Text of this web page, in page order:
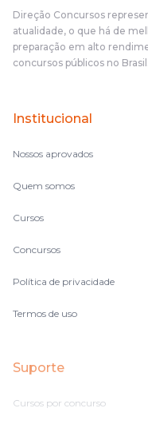
Direção Concursos
atualidade, o que há de
preparação em alto
concursos públicos no Brasil.
Institucional
Nossos aprovados
Quem somos
Cursos
Concursos
Política de privacidade
Termos de uso
Suporte
Cursos por concurso